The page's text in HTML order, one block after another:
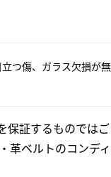
つ傷、ガラス欠損が
保証するものでは
ベルトのコンデ